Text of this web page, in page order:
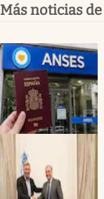
Más noticias de